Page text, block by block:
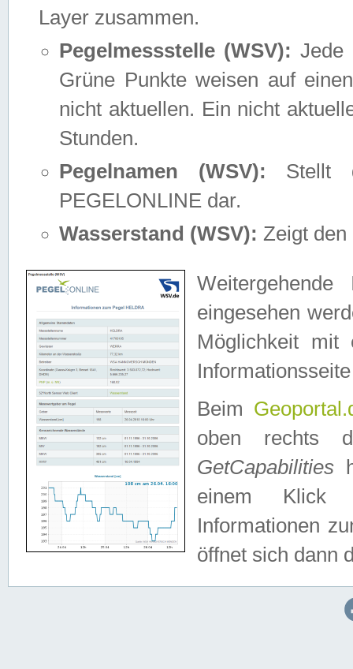
Layer zusammen.
Pegelmessstelle (WSV): Jede
Grüne Punkte weisen auf
nicht aktuellen. Ein nicht
Stunden.
Pegelnamen (WSV): Stellt
PEGELONLINE dar.
Wasserstand (WSV): Zeigt den
eingesehen
Möglichkeit mit
Beim
oben rechts
GetCapabilities
einem Klick
Informationen
öffnet sich dann